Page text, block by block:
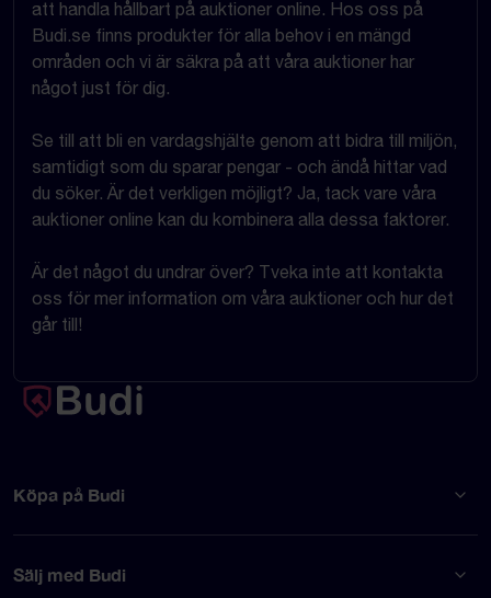
att handla hållbart på auktioner online. Hos oss på
Budi.se finns produkter för alla behov i en mängd
områden och vi är säkra på att våra auktioner har
något just för dig.
Se till att bli en vardagshjälte genom att bidra till miljön,
samtidigt som du sparar pengar - och ändå hittar vad
du söker. Är det verkligen möjligt? Ja, tack vare våra
auktioner online kan du kombinera alla dessa faktorer.
Är det något du undrar över? Tveka inte att kontakta
oss för mer information om våra auktioner och hur det
går till!
Köpa på Budi
Sälj med Budi